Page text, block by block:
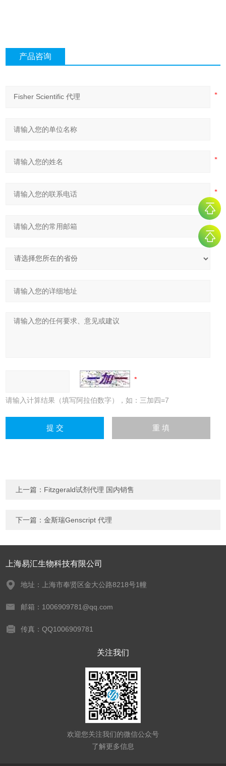
产品咨询
请输入计算结果（填写阿拉伯数字），如：三加四=7
上一篇： Fitzgerald试剂代理 国内销售
下一篇：金斯瑞Genscript 代理
上海易汇生物科技有限公司
地址：上海市奉贤区金大公路8218号1幢
邮箱：1006909781@qq.com
传真：QQ1006909781
关注我们
欢迎您关注我们的微信公众号
了解更多信息